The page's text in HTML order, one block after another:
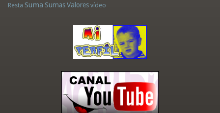
Resta Suma Sumas Valores vídeo